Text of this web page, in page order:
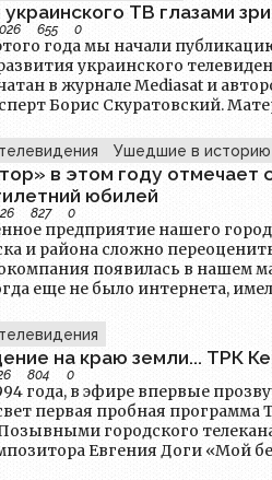
ТВ глазами
655 0
года мы начали
украинского
в журнале Mediasat и
Борис Скуратовский.
Важно: все
актуальны по состоянию на
Ушедшие в историю
в этом году отмечает
юбилей
827 0
предприятие нашего
и района сложно
появилась в нашем
еще не было интернета,
новостей на местечковом
событиях, которые
культурных мероприятий до
«Навигатор» способствовал
объединяя
историй и событий. Местные
и другие таланты могли
себя и показать свои
на краю земли... ТРК
804 0
года, в эфире впервые
первая пробная программа
городского
Евгения Доги «Мой